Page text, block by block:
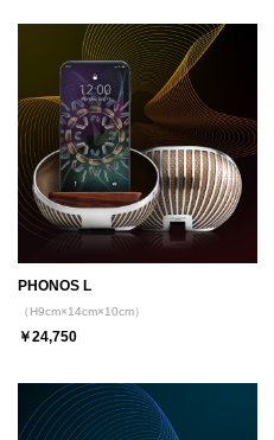
PHONOS L
（H9cm×14cm×10cm）
￥24,750